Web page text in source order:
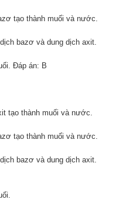
tạo thành muối và nước.
bazơ và dung dịch axit.
Đáp án: B
tạo thành muối và nước.
tạo thành muối và nước.
bazơ và dung dịch axit.